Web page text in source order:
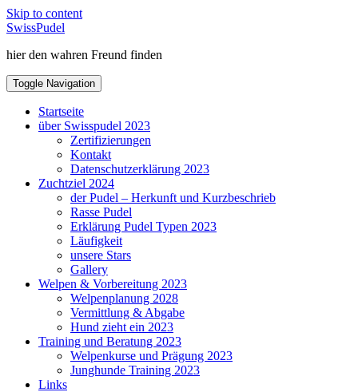
Skip to content
SwissPudel
hier den wahren Freund finden
Toggle Navigation
Startseite
über Swisspudel 2023
Zertifizierungen
Kontakt
Datenschutzerklärung 2023
Zuchtziel 2024
der Pudel – Herkunft und Kurzbeschrieb
Rasse Pudel
Erklärung Pudel Typen 2023
Läufigkeit
unsere Stars
Gallery
Welpen & Vorbereitung 2023
Welpenplanung 2028
Vermittlung & Abgabe
Hund zieht ein 2023
Training und Beratung 2023
Welpenkurse und Prägung 2023
Junghunde Training 2023
Links